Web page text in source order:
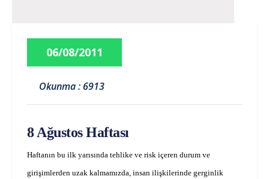
06/08/2011
Okunma : 6913
8 Ağustos Haftası
Haftanın bu ilk yarısında tehlike ve risk içeren durum ve
girişimlerden uzak kalmamızda, insan ilişkilerinde gerginlik